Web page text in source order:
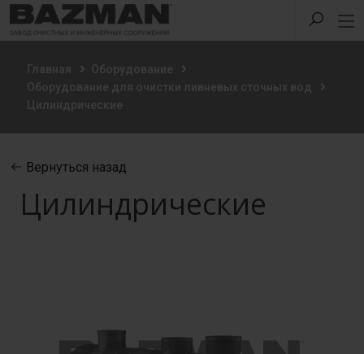
Главная
Оборудование
Оборудование для очистки ливневых сточных вод
Цилиндрические
Вернуться назад
Цилиндрические